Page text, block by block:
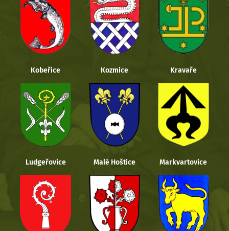
Kobeřice Kozmice Kravaře
Ludgeřovice Malé Hoštice Markvartovice